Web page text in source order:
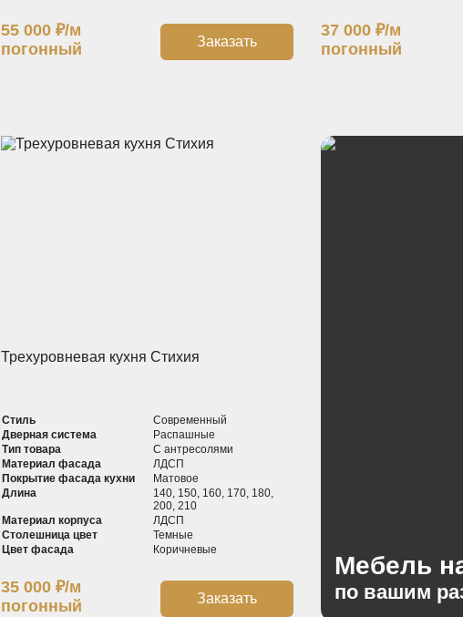
55 000 ₽/м
погонный
Заказать
37 000₽/м
погонный
Трехуровневая кухня Стихия
Стиль
Современный
Дверная система
Распашные
Тип товара
С антресолями
Материал фасада
ЛДСП
Покрытие фасада кухни
Матовое
Длина
140, 150, 160, 170, 180,
200, 210
Материал корпуса
ЛДСП
Столешница цвет
Темные
Цвет фасада
Коричневые
35 000 ₽/м
погонный
Заказать
Мебель
по вашим